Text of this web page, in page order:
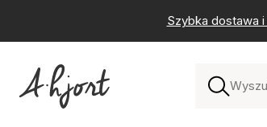
Szybka dostawa i